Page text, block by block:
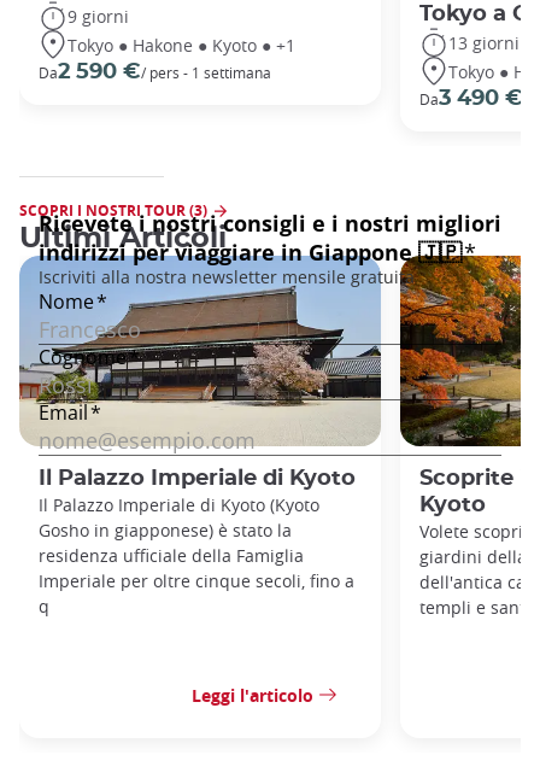
9 giorni
Tokyo ● Hakone ● Kyoto ● +1
Da2 590 €/ pers - 1 settimana
Tokyo a
13 giorni
Tokyo ●
Da3 490 €
SCOPRI I NOSTRI TOUR (3)
Ultimi Articoli
Il Palazzo Imperiale di Kyoto
Il Palazzo Imperiale di Kyoto (Kyoto
Gosho in giapponese) è stato la
residenza ufficiale della Famiglia
Imperiale per oltre cinque secoli, fino a
q
Leggi l'articolo
Scoprite i
Kyoto
Volete
giardini della
dell'antica
templi e